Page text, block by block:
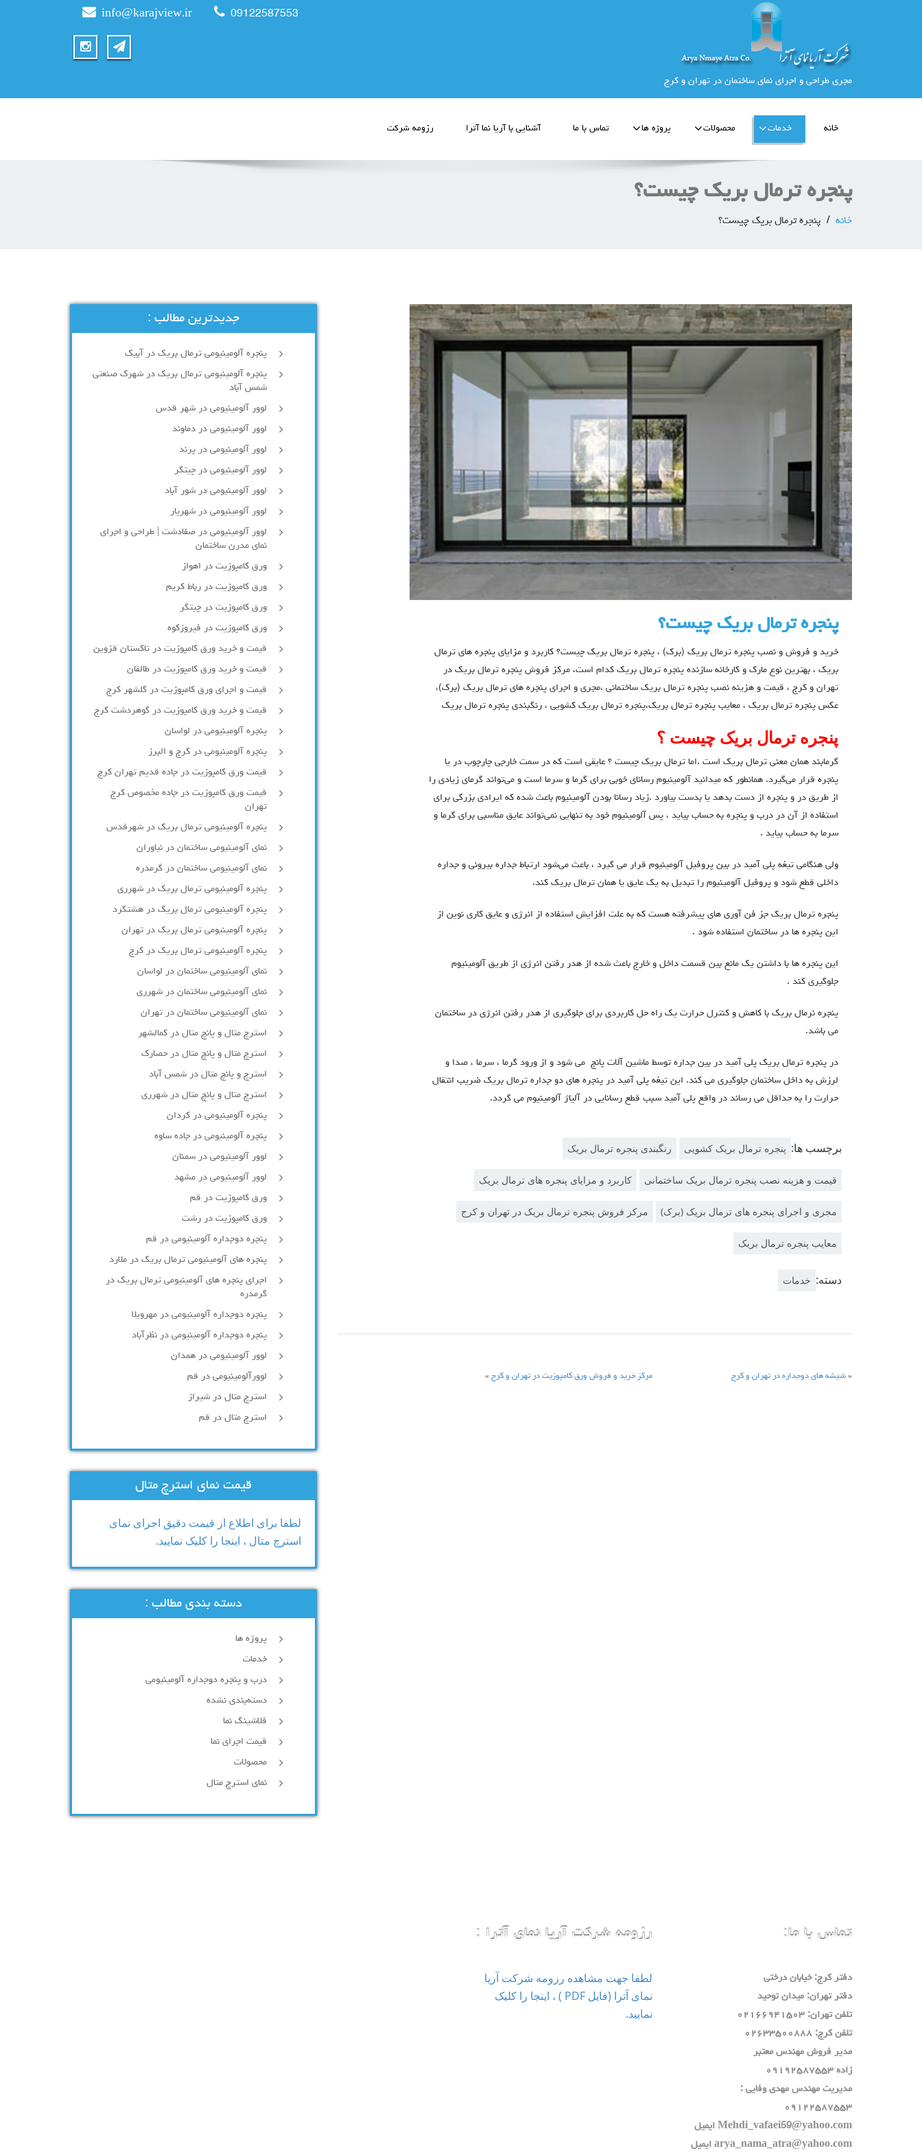
مجری طراحی و اجرای نمای ساختمان در تهران و کرج
info@karajview.ir 09122587553
خانه خدمات محصولات پروژه ها تماس با ما آشنایی با آریا نما آترا رزومه شرکت
پنجره ترمال بریک چیست؟
خانه پنجره ترمال بریک چیست؟
پنجره ترمال بریک چیست؟
خرید و فروش و نصب پنجره ترمال بریک (برک) ، پنجره ترمال بریک چیست؟ کاربرد و مزایای پنجره های ترمال
بریک ، بهترین نوع مارک و کارخانه سازنده پنجره ترمال بریک کدام است، مرکز فروش پنجره ترمال بریک در
تهران و کرج ، قیمت و هزینه نصب پنجره ترمال بریک ساختمانی ،مجری و اجرای پنجره های ترمال بریک (برک)،
عکس پنجره ترمال بریک ، معایب پنجره ترمال بریک،پنجره ترمال بریک کشویی ، رنگبندی پنجره ترمال بریک
پنجره ترمال بریک چیست ؟
گرمابند همان معنی ترمال بریک است .اما ترمال بریک چیست ؟ عایقی است که در سمت خارجی چارچوب در یا
پنجره قرار می‌گیرد. همانطور که میدانید آلومینیوم رسانای خوبی برای گرما و سرما است و می‌تواند گرمای زیادی را
از طریق در و پنجره از دست بدهد یا بدست بیاورد .زیاد رسانا بودن آلومینیوم باعث شده که ایرادی بزرگی برای
استفاده از آن در درب و پنجره به حساب بیاید ، پس آلومینیوم خود به تنهایی نمی‌تواند عایق مناسبی برای گرما و
سرما به حساب بیاید .
ولی هنگامی تیغه پلی آمید در بین پروفیل آلومینیوم قرار می گیرد ، باعث می‌شود ارتباط جداره بیرونی و جداره
داخلی قطع شود و پروفیل آلومینیوم را تبدیل به یک عایق یا همان ترمال بریک کند.
پنجره ترمال بریک جز فن آوری های پیشرفته هست که به علت افزایش استفاده از انرژی و عایق کاری نوین از
این پنجره ها در ساختمان استفاده شود .
این پنجره ها با داشتن یک مانع بین قسمت داخل و خارج باعث شده از هدر رفتن انرژی از طریق آلومینیوم
جلوگیری کند .
پنجره نرمال بریک با کاهش و کنترل حرارت یک راه حل کاربردی برای جلوگیری از هدر رفتن انرژی در ساختمان
می باشد.
در پنجره ترمال بریک پلی آمید در بین جداره توسط ماشین آلات پانج می شود و از ورود گرما ، سرما ، صدا و
لرزش به داخل ساختمان جلوگیری می کند. این تیغه پلی آمید در پنجره های دو جداره ترمال بریک ضریب انتقال
حرارت را به حداقل می رساند در واقع پلی آمید سبب قطع رسانایی در آلیاژ آلومینیوم می گردد.
برچسب ها: پنجره ترمال بریک کشویی رنگبندی پنجره ترمال بریک
قیمت و هزینه نصب پنجره ترمال بریک ساختمانی کاربرد و مزایای پنجره های ترمال بریک
مجری و اجرای پنجره های ترمال بریک (برک) مرکز فروش پنجره ترمال بریک در تهران و کرج
معایب پنجره ترمال بریک
دسته: خدمات
« شیشه های دوجداره در تهران و کرج مرکز خرید و فروش ورق کامپوزیت در تهران و کرج »
جدیدترین مطالب :
پنجره آلومینیومی ترمال بریک در آبیک
پنجره آلومینیومی ترمال بریک در شهرک صنعتی
شمس آباد
لوور آلومینیومی در شهر قدس
لوور آلومینیومی در دماوند
لوور آلومینیومی در پرند
لوور آلومینیومی در چیتگر
لوور آلومینیومی در شور آباد
لوور آلومينيومي در شهريار
لوور آلومینیومی در صفادشت | طراحی و اجرای
نمای مدرن ساختمان
ورق کامپوزیت در اهواز
ورق کامپوزیت در رباط کریم
ورق کامپوزیت در چیتگر
ورق کامپوزیت در فیروزکوه
قیمت و خرید ورق کامپوزیت در تاکستان قزوین
قیمت و خرید ورق کامپوزیت در طالقان
قیمت و اجرای ورق کامپوزیت در گلشهر کرج
قیمت و خرید ورق کامپوزیت در گوهردشت کرج
پنجره آلومینیومی در لواسان
پنجره آلومینیومی در کرج و البرز
قیمت ورق کامپوزیت در جاده قدیم تهران کرج
قیمت ورق کامپوزیت در جاده مخصوص کرج
تهران
پنجره آلومینیومی ترمال بریک در شهرقدس
نمای آلومینیومی ساختمان در نیاوران
نمای آلومینیومی ساختمان در گرمدره
پنجره آلومینیومی ترمال بریک در شهرری
پنجره آلومینیومی ترمال بریک در هشتگرد
پنجره آلومینیومی ترمال بریک در تهران
پنجره آلومینیومی ترمال بریک در کرج
نمای آلومینیومی ساختمان در لواسان
نمای آلومینیومی ساختمان در شهرری
نمای آلومینیومی ساختمان در تهران
استرچ متال و پانچ متال در کمالشهر
استرچ متال و پانچ متال در حصارك
استرچ و پانچ متال در شمس آباد
استرچ متال و پانچ متال در شهرری
پنجره آلومینیومی در کردان
پنجره آلومینیومی در جاده ساوه
لوور آلومینیومی در سمنان
لوور آلومینیومی در مشهد
ورق کامپوزیت در قم
ورق کامپوزیت در رشت
پنجره دوجداره آلومينيومی در قم
پنجره های آلومینیومی ترمال بریک در ملارد
اجرای پنجره های آلومینیومی ترمال بریک در
گرمدره
پنجره دوجداره آلومینیومی در مهرویلا
پنجره دوجداره آلومینیومی در نظرآباد
لوور آلومینیومی در همدان
لوورآلومینیومی در قم
استرچ متال در شیراز
استرچ متال در قم
قیمت نمای استرچ متال
لطفا برای اطلاع از قیمت دقیق اجرای نمای
استرچ متال ، اینجا را کلیک نمایید.
دسته بندی مطالب :
پروژه ها
خدمات
درب و پنجره دوجداره آلومینیومی
دسته‌بندی نشده
فلاشینگ نما
قیمت اجرای نما
محصولات
نمای استرچ متال
تماس با ما:
دفتر كرج: خيابان درختي
دفتر تهران: ميدان توحيد
تلفن تهران: ٠٢١٦٦٩٤١٥٠٣
تلفن كرج: ٠٢٦٣٣٥٠٠٨٨٨
مدير فروش مهندس معتبر
زاده ٠٩١٩٢٥٨٧٥٥٣
مديريت مهندس مهدي وفايي :
٠٩١٢٢٥٨٧٥٥٣
Mehdi_vafaei59@yahoo.com ايميل
arya_nama_atra@yahoo.com ايميل
رزومه شرکت آریا نمای آترا :
لطفا جهت مشاهده رزومه شرکت آریا
نمای آترا (فایل PDF ) ، اینجا را کلیک
نمایید.